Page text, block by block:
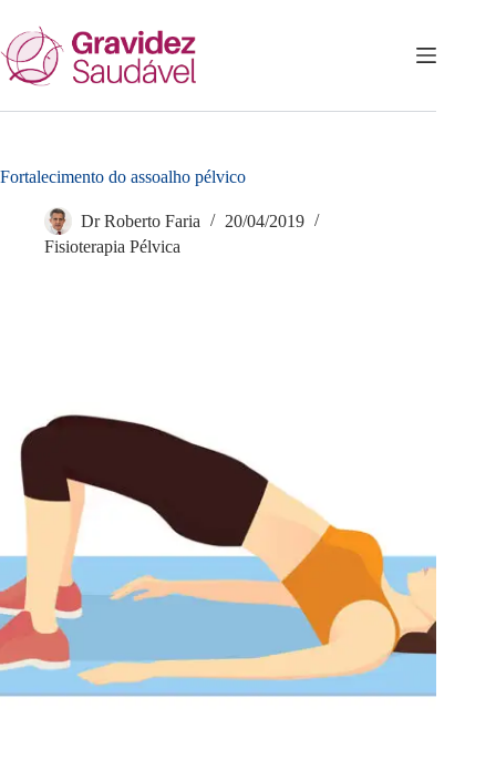
para
o
conteúdo
Fortalecimento do assoalho pélvico
Dr Roberto Faria
20/04/2019
Fisioterapia Pélvica